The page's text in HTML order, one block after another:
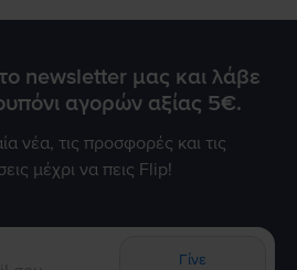
newsletter μας και λάβε
αγορών αξίας 5€.
νέα, τις προσφορές και τις
μέχρι να πεις Flip!
Γίνε